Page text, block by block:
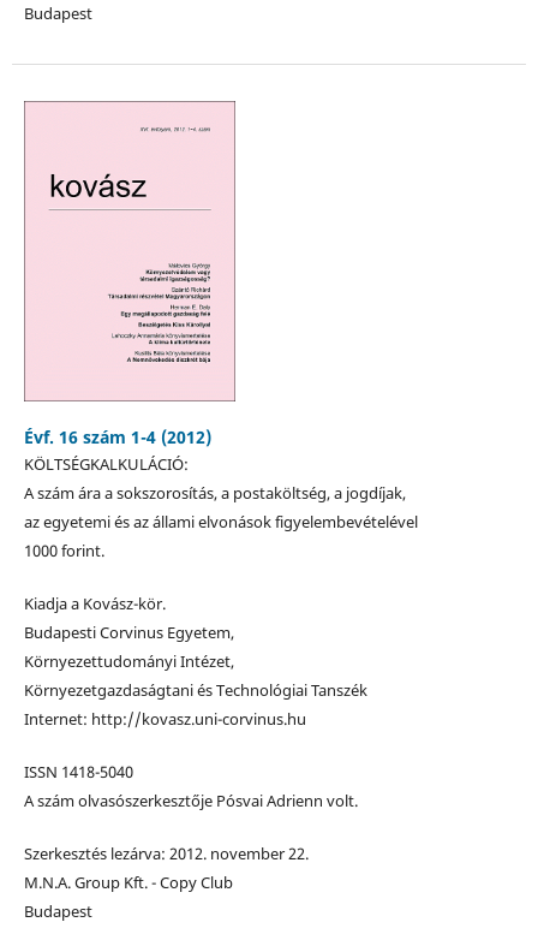
Budapest
Évf. 16 szám 1-4 (2012)
KÖLTSÉGKALKULÁCIÓ:
A szám ára a sokszorosítás, a postaköltség, a jogdíjak,
az egyetemi és az állami elvonások figyelembevételével
1000 forint.
Kiadja a Kovász-kör.
Budapesti Corvinus Egyetem,
Környezettudományi Intézet,
Környezetgazdaságtani és Technológiai Tanszék
Internet: http://kovasz.uni-corvinus.hu
ISSN 1418-5040
A szám olvasószerkesztője Pósvai Adrienn volt.
Szerkesztés lezárva: 2012. november 22.
M.N.A. Group Kft. - Copy Club
Budapest